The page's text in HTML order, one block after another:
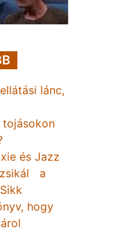
lánc,
tojásokon
és Jazz
a
hogy